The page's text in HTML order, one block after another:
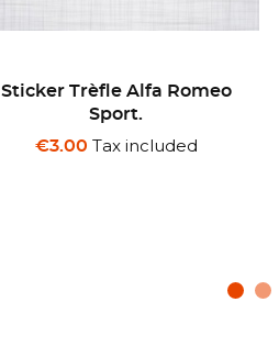
Sticker Barnett Equipped
Tax included